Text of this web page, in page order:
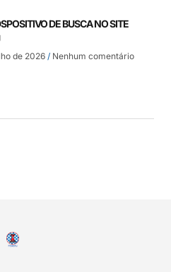
DE BUSCA NO SITE
de 2026 Nenhum comentário